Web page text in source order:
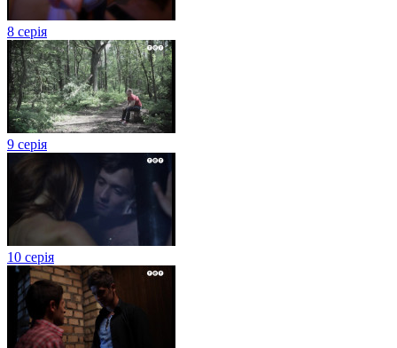
8 серія
9 серія
10 серія